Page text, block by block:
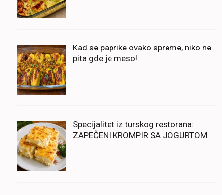
Kad se paprike ovako spreme, niko ne
pita gde je meso!
Specijalitet iz turskog restorana:
ZAPEČENI KROMPIR SA JOGURTOM.